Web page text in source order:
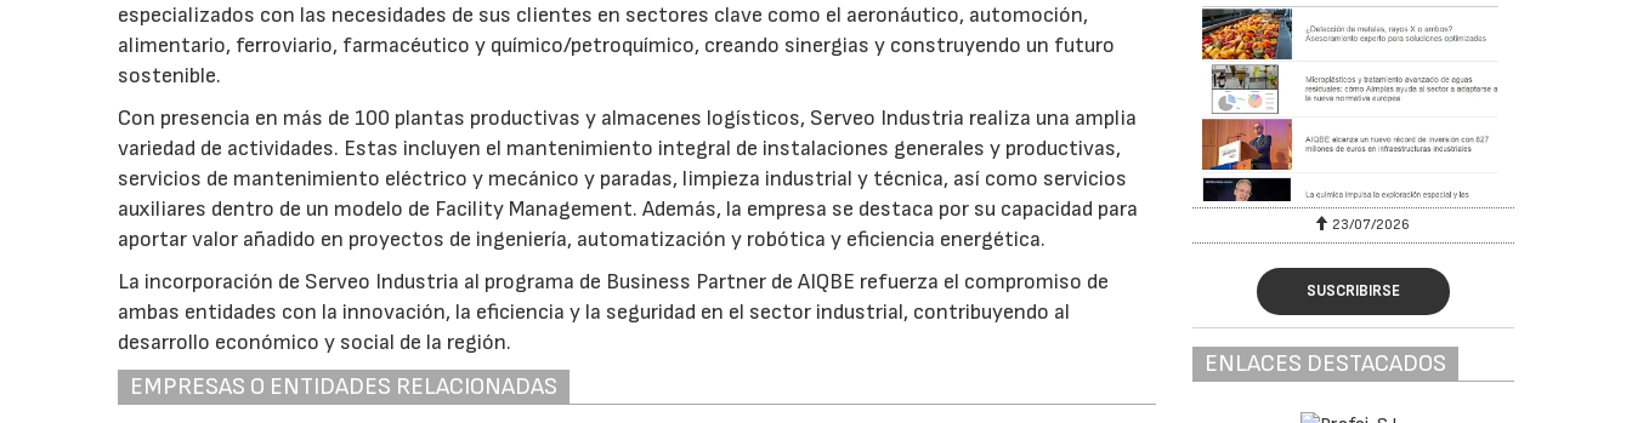
especializados con las necesidades de sus clientes en sectores clave como el aeronáutico, automoción,
alimentario, ferroviario, farmacéutico y químico/petroquímico, creando sinergias y construyendo un futuro
sostenible.
Con presencia en más de 100 plantas productivas y almacenes logísticos, Serveo Industria realiza una amplia
variedad de actividades. Estas incluyen el mantenimiento integral de instalaciones generales y productivas,
servicios de mantenimiento eléctrico y mecánico y paradas, limpieza industrial y técnica, así como servicios
auxiliares dentro de un modelo de Facility Management. Además, la empresa se destaca por su capacidad para
aportar valor añadido en proyectos de ingeniería, automatización y robótica y eficiencia energética.
La incorporación de Serveo Industria al programa de Business Partner de AIQBE refuerza el compromiso de
ambas entidades con la innovación, la eficiencia y la seguridad en el sector industrial, contribuyendo al
desarrollo económico y social de la región.
EMPRESAS O ENTIDADES RELACIONADAS
30/07/2026 23/07/2026
SUSCRIBIRSE
ENLACES DESTACADOS